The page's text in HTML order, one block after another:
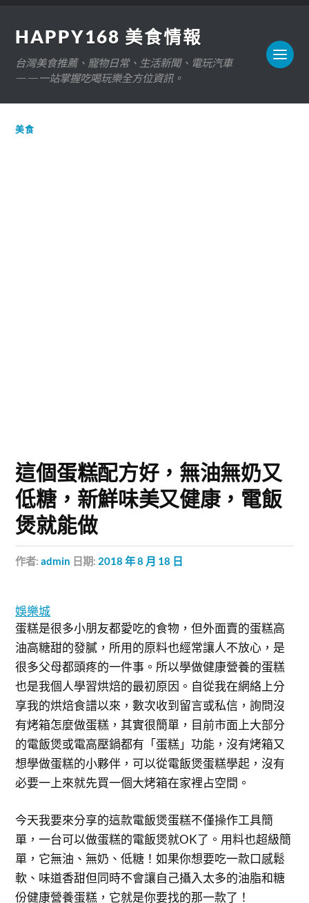
HAPPY168 美食情報
台灣美食推薦、寵物日常、生活新聞、電玩汽車
——一站掌握吃喝玩樂全方位資訊。
美食
這個蛋糕配方好，無油無奶又
低糖，新鮮味美又健康，電飯
煲就能做
作者:admin 日期: 2018 年 8 月 18 日
娛樂城
蛋糕是很多小朋友都愛吃的食物，但外面賣的蛋糕高
油高糖甜的發膩，所用的原料也經常讓人不放心，是
很多父母都頭疼的一件事。所以學做健康營養的蛋糕
也是我個人學習烘焙的最初原因。自從我在網絡上分
享我的烘焙食譜以來，數次收到留言或私信，詢問沒
有烤箱怎麼做蛋糕，其實很簡單，目前市面上大部分
的電飯煲或電高壓鍋都有「蛋糕」功能，沒有烤箱又
想學做蛋糕的小夥伴，可以從電飯煲蛋糕學起，沒有
必要一上來就先買一個大烤箱在家裡占空間。
今天我要來分享的這款電飯煲蛋糕不僅操作工具簡
單，一台可以做蛋糕的電飯煲就OK了。用料也超級簡
單，它無油、無奶、低糖！如果你想要吃一款口感鬆
軟、味道香甜但同時不會讓自己攝入太多的油脂和糖
份健康營養蛋糕，它就是你要找的那一款了！